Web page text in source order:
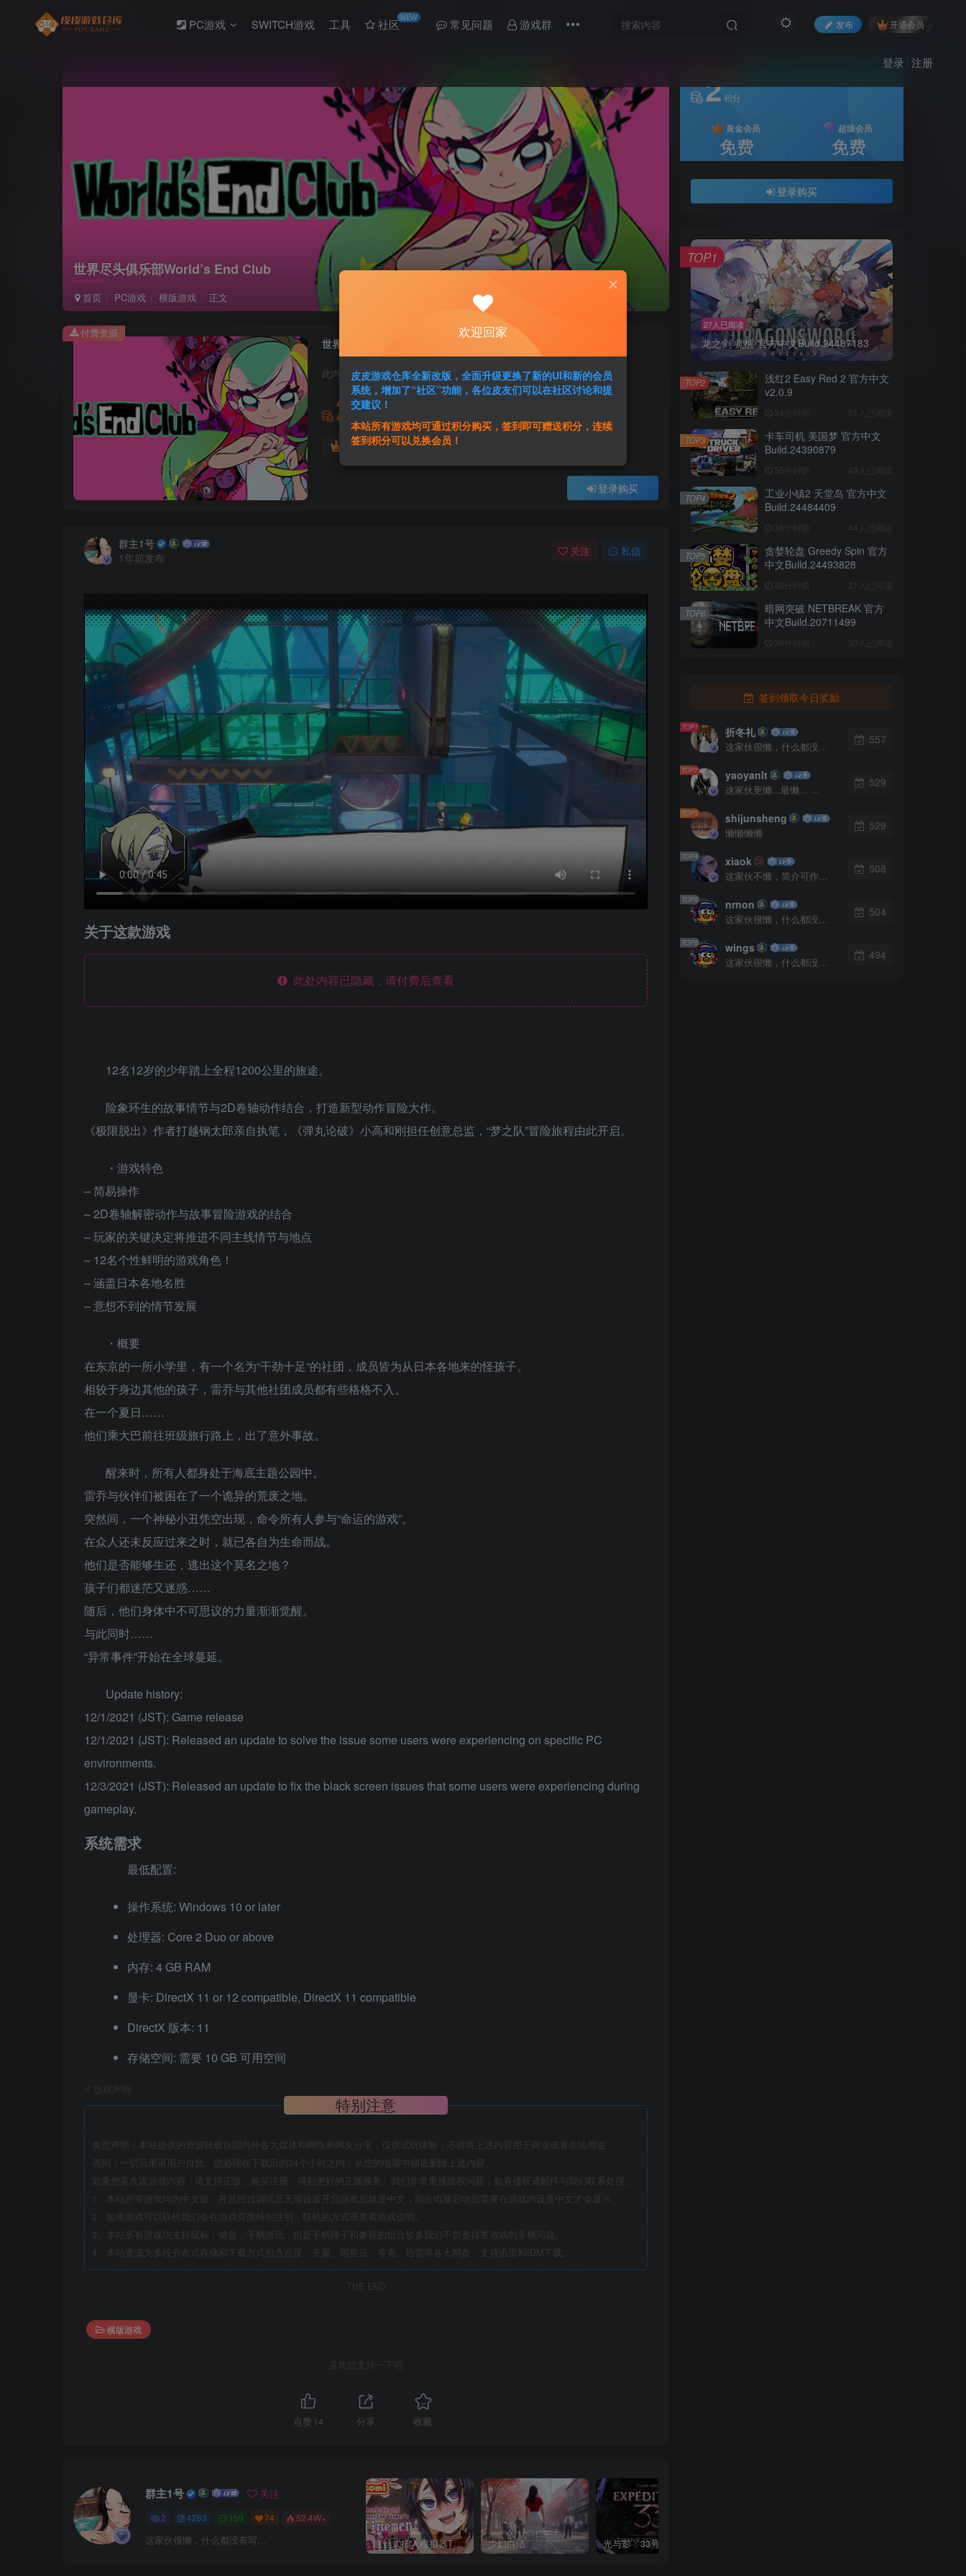
PC游戏 SWITCH游戏 工具 社区NEW 常见问题 游戏群 发布 开通会员
登录 注册
世界尽头俱乐部World’s End Club
首页 PC游戏 横版游戏 正文
世界尽头俱乐部World’s End Club
此内容为付费资源，请付费后查看
2
黄金会员免费 超级会员
登录购买
付费资源
群主1号
1年前发布
关注 私信
关于这款游戏
此处内容已隐藏，请付费后查看
12名12岁的少年踏上全程1200公里的旅途。
险象环生的故事情节与2D卷轴动作结合，打造新型动作冒险大作。
《极限脱出》作者打越钢太郎亲自执笔，《弹丸论破》小高和刚担任创意总监，“梦之队”冒险旅程由此开启。
・游戏特色
– 简易操作
– 2D卷轴解密动作与故事冒险游戏的结合
– 玩家的关键决定将推进不同主线情节与地点
– 12名个性鲜明的游戏角色！
– 涵盖日本各地名胜
– 意想不到的情节发展
・概要
在东京的一所小学里，有一个名为“干劲十足“的社团，成员皆为从日本各地来的怪孩子。
相较于身边其他的孩子，雷乔与其他社团成员都有些格格不入。
在一个夏日……
他们乘大巴前往班级旅行路上，出了意外事故。
醒来时，所有人都身处于海底主题公园中。
雷乔与伙伴们被困在了一个诡异的荒废之地。
突然间，一个神秘小丑凭空出现，命令所有人参与“命运的游戏”。
在众人还未反应过来之时，就已各自为生命而战。
他们是否能够生还，逃出这个莫名之地？
孩子们都迷茫又迷惑……
随后，他们身体中不可思议的力量渐渐觉醒。
与此同时……
“异常事件”开始在全球蔓延。
Update history:
12/1/2021 (JST): Game release
12/1/2021 (JST): Released an update to solve the issue some users were experiencing on specific PC
environments.
12/3/2021 (JST): Released an update to fix the black screen issues that some users were experiencing during
gameplay.
系统需求
最低配置:
操作系统: Windows 10 or later
处理器: Core 2 Duo or above
内存: 4 GB RAM
显卡: DirectX 11 or 12 compatible, DirectX 11 compatible
DirectX 版本: 11
存储空间: 需要 10 GB 可用空间
版权声明
特别注意
免责声明：本站提供的资源转载自国内外各大媒体和网络和网友分享，仅供试玩体验；不得将上述内容用于商业或者非法用途，
否则，一切后果请用户自负。您必须在下载后的24个小时之内，从您的电脑中彻底删除上述内容。
如果您喜欢该游戏内容，请支持正版，购买注册，得到更好的正版服务。我们非常重视版权问题，如有侵权请邮件与我们联系处理。
1、本站所有游戏均为中文版，并且经过调试后无需设置开启游戏后就是中文，部分电脑启动后需要在游戏内设置中文才会显示。
2、如果游戏可以联机我们会在游戏页面特别注明，联机的方式请查看游戏说明。
3、本站所有游戏均支持鼠标，键盘，手柄游玩，但是手柄牌子和兼容的组合较多我们不负责排查游戏的手柄问题。
4、本站资源为多段分布式存储和下载方式包含百度、天翼、阿里云、夸克、迅雷等各大网盘，支持迅雷和IDM下载。
THE END
横版游戏
喜欢就支持一下吧
点赞 14 分享 收藏
群主1号 关注
2 4263 159 74 52.4W+
这家伙很懒，什么都没有写... 螺丝式插入模拟器TMA02 少妇白洁
2积分
黄金会员
免费
超级会员
免费
登录购买
27人已阅读
龙之剑 觉醒 官方中文Build.24487183
TOP1
浅红2 Easy Red 2 官方中文
v2.0.9
34分钟前 51人已阅读
TOP2
卡车司机 美国梦 官方中文
Build.24390879
35分钟前 49人已阅读
TOP3
工业小镇2 天堂岛 官方中文
Build.24484409
36分钟前 44人已阅读
TOP4
贪婪轮盘 Greedy Spin 官方
中文Build.24493828
38分钟前 21人已阅读
TOP5
暗网突破 NETBREAK 官方
中文Build.20711499
39分钟前 30人已阅读
TOP6
签到领取今日奖励
TOP1 折冬礼
这家伙很懒，什么都没有写...
557
TOP2 yaoyanlt
这家伙更懒...最懒... ...
529
TOP3 shijunsheng
懒懒懒懒
529
TOP4 xiaok
这家伙不懒，简介可作证！
508
TOP5 nrnon
这家伙很懒，什么都没有写...
504
TOP6 wings
这家伙很懒，什么都没有写...
494
欢迎回家
皮皮游戏仓库全新改版，全面升级更换了新的UI和新的会员
系统，增加了“社区”功能，各位皮友们可以在社区讨论和提
交建议！
本站所有游戏均可通过积分购买，签到即可赠送积分，连续
签到积分可以兑换会员！